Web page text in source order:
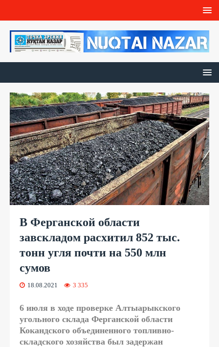
В Ферганской области
завскладом расхитил 852 тыс.
тонн угля почти на 550 млн
сумов
18.08.2021 3 335
6 июля в ходе проверке Алтыарыкского
угольного склада Ферганской области
Кокандского объединенного топливно-
складского хозяйства был задержан